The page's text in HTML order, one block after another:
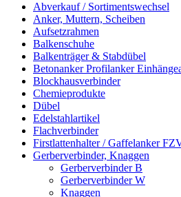
Abverkauf / Sortimentswechsel
Anker, Muttern, Scheiben
Aufsetzrahmen
Balkenschuhe
Balkenträger & Stabdübel
Betonanker Profilanker
Blockhausverbinder
Chemieprodukte
Dübel
Edelstahlartikel
Flachverbinder
Firstlattenhalter / Gaffelanker
Gerberverbinder, Knaggen
Gerberverbinder B
Gerberverbinder W
Knaggen